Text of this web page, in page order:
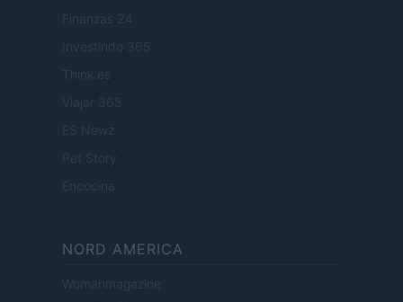
Finanzas 24
Investindo 365
Think.es
Viajar 365
ES Newz
Pet Story
Encocina
NORD AMERICA
Womanmagazine